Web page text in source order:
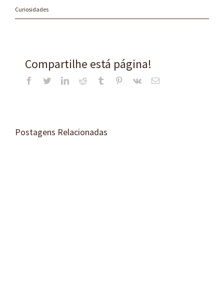
Curiosidades
Compartilhe está página!
Facebook
TwitterLinkedInReddit Tumblr Pinterest
Vk
E-
Postagens Relacionadas